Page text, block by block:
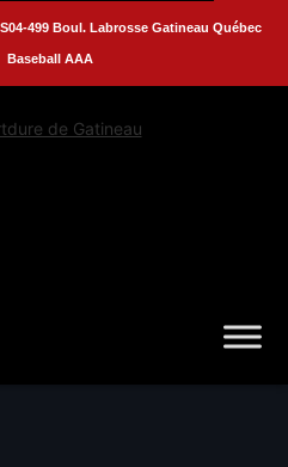
499 Boul. Labrosse Gatineau Québec
Baseball AAA